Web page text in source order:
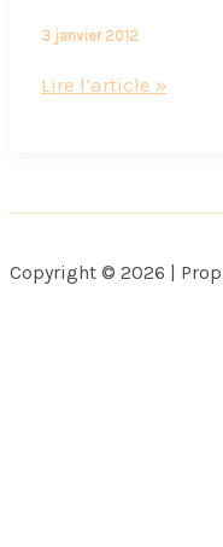
3 janvier 2012
Un
dans
rétroviseur
Lire l’article »
Copyright © 2026 |